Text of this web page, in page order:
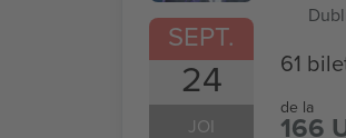
SEPT.
24
JOI
61
de la
166